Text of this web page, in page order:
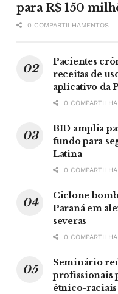
para R$ 150
0 COMPARTILHAMENTOS
Pacientes
receitas de
aplicativo da
0
BID amplia
fundo para
Latina
0
Ciclone
Paraná em
severas
0
Seminário
profissionais
étnico-raciais